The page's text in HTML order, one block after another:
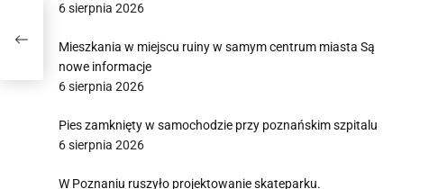
6 sierpnia 2026
Mieszkania w miejscu ruiny w samym centrum miasta Są
nowe informacje
6 sierpnia 2026
Pies zamknięty w samochodzie przy poznańskim szpitalu
6 sierpnia 2026
W Poznaniu ruszyło projektowanie skateparku.